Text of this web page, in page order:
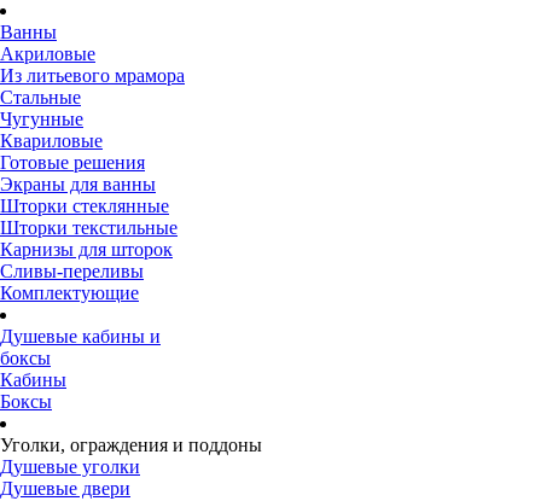
Ванны
Акриловые
Из литьевого мрамора
Стальные
Чугунные
Квариловые
Готовые решения
Экраны для ванны
Шторки стеклянные
Шторки текстильные
Карнизы для шторок
Сливы-переливы
Комплектующие
Душевые кабины и
боксы
Кабины
Боксы
Уголки, ограждения и поддоны
Душевые уголки
Душевые двери